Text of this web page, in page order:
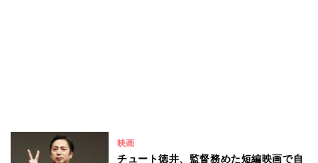
映画
チュート徳井、監督務めた短編映画で自